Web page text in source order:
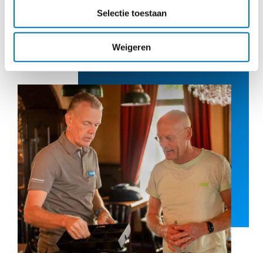
Selectie toestaan
Weigeren
Meer over onze randapparatuur